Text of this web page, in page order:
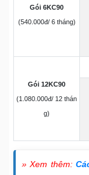
Gói 6KC90
(540.000đ/ 6 tháng)
Gói 12KC90
(1.080.000đ/ 12 thán
g)
» Xem thêm: